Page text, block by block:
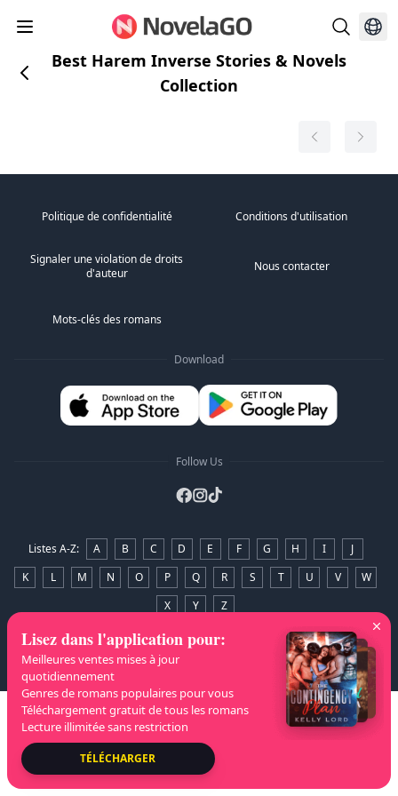
Best Harem Inverse Stories & Novels
Collection
Politique de confidentialité Conditions d'utilisation
Signaler une violation de droits
d'auteur
Nous contacter
Mots-clés des romans
Download
Follow Us
Listes A-Z: A B C D E F G H I
J
K
L M N O P Q R S T U V
W
X
Y Z
Droits d'auteur© 2026 NovelaGO
Lisez dans l'application pour:
Meilleures ventes mises à jour
quotidiennement
Genres de romans populaires pour vous
Téléchargement gratuit de tous les romans
Lecture illimitée sans restriction
TÉLÉCHARGER